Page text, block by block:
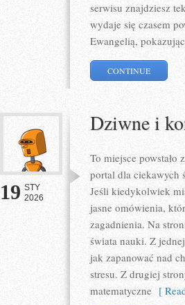
serwisu znajdziesz
wydaje się czasem
Ewangelią,
CONTINUE
19 STY
2026
Dziwne i
To miejsce
portal dla ciekawych
Jeśli kiedykolwiek
jasne omówienia,
zagadnienia. Na
świata nauki. Z
jak zapanować nad
stresu. Z drugiej
matematyczne [